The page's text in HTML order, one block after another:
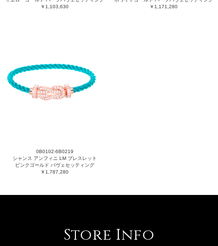
￥1,103,630
￥1,171,280
0B0102-6B0219
シャンス アンフィニ LM ブレスレット
ピンクゴールド パヴェセッティング
￥1,787,280
Store Info